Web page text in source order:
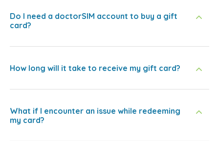
Do I need a doctorSIM account to buy a gift
card?
How long will it take to receive my gift card?
What if I encounter an issue while redeeming
my card?